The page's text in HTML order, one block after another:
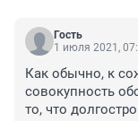
Гость
1 июля 2021,
Как обычно, к
совокупность
то, что